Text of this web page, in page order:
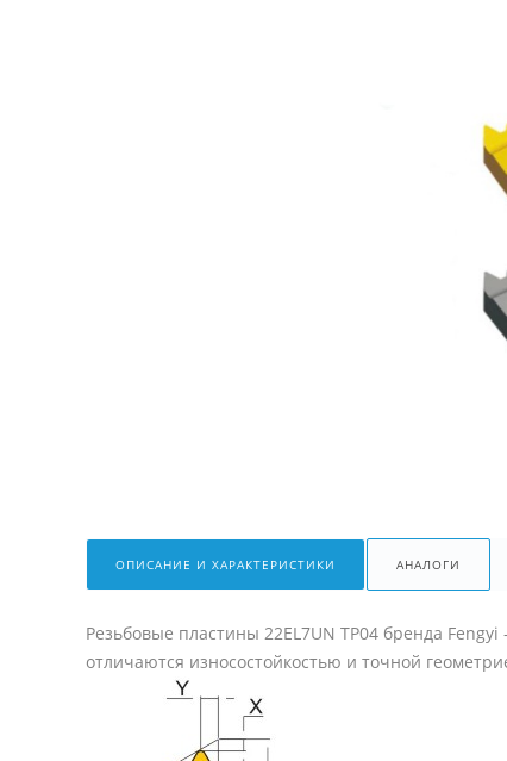
ОПИСАНИЕ И ХАРАКТЕРИСТИКИ АНАЛОГИ
Резьбовые пластины 22EL7UN TP04 бренда
отличаются износостойкостью и точной